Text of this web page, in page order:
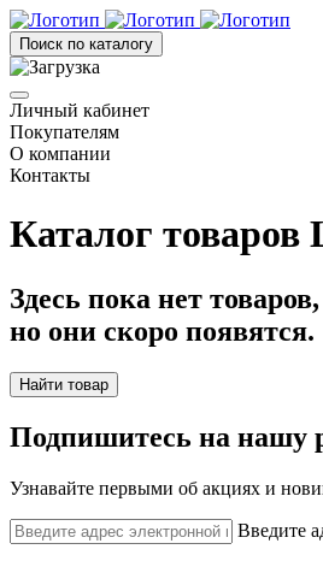
Поиск по каталогу
Личный кабинет
Покупателям
О компании
Контакты
Каталог
Здесь пока нет товаров,
но они скоро появятся.
Найти товар
Подпишитесь на нашу
Узнавайте первыми об акциях и
Введите